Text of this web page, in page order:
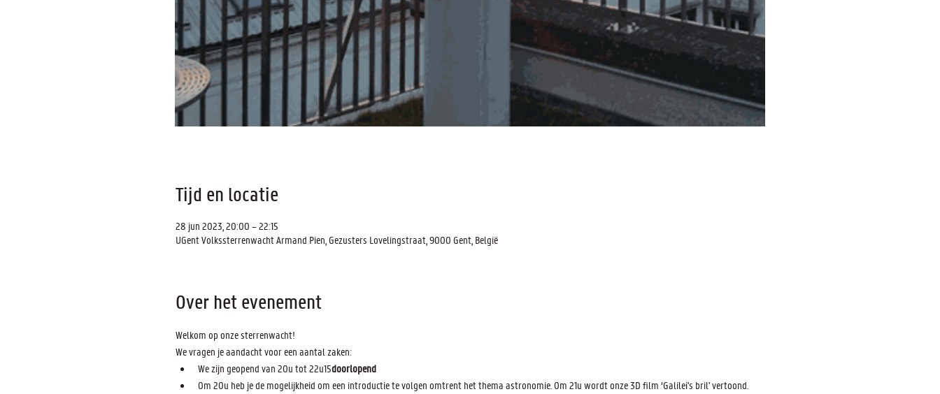
Tijd en locatie
28 jun 2023, 20:00 – 22:15
UGent Volkssterrenwacht Armand Pien, Gezusters Lovelingstraat, 9000 Gent, België
Over het evenement
Welkom op onze sterrenwacht!
We vragen je aandacht voor een aantal zaken:
We zijn geopend van 20u tot 22u15doorlopend
Om 20u heb je de mogelijkheid om een introductie te volgen omtrent het thema astronomie. Om 21u wordt onze 3D film ‘Galilei's bril' vertoond.